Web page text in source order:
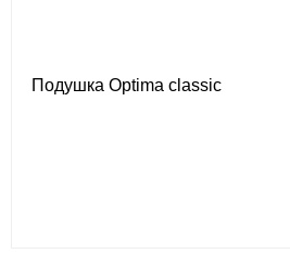
Подушка Optima classic